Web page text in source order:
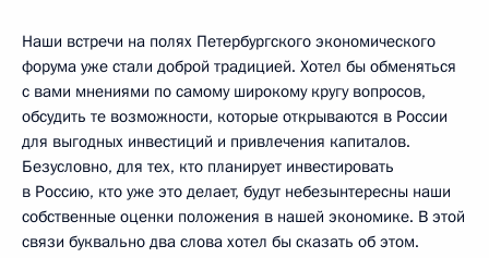
Наши встречи на полях Петербургского экономического
форума уже стали доброй традицией. Хотел бы обменяться
с вами мнениями по самому широкому кругу вопросов,
обсудить те возможности, которые открываются в России
для выгодных инвестиций и привлечения капиталов.
Безусловно, для тех, кто планирует инвестировать
в Россию, кто уже это делает, будут небезынтересны наши
собственные оценки положения в нашей экономике. В этой
связи буквально два слова хотел бы сказать об этом.